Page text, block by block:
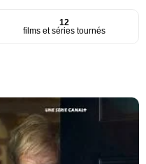
12
films et séries tournés